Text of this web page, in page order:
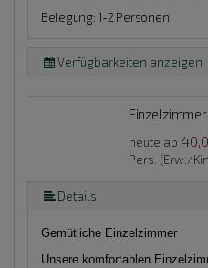
Belegung: 1-2 Personen
Verfügbarkeiten anzeigen
Einzelzimmer
heute ab
Pers. (Erw./
Details
Gemütliche Einzelzimmer
Unsere komfortablen